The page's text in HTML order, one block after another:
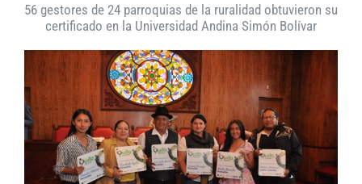
56 gestores de 24 parroquias de la ruralidad obtuvieron su
certificado en la Universidad Andina Simón Bolívar